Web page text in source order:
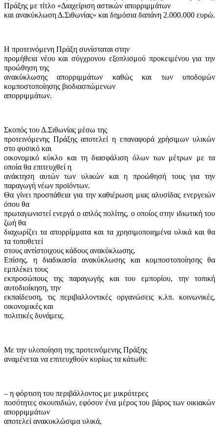
Πράξης με τίτλο «Δι­α­χείριση αστικών απορριμμάτων
και ανακύ­κλωση Δ.Σιθωνίας» και δημόσια δαπάνη 2.000.000 ευρώ.
Η προτεινόμενη Πράξη συνίσταται στην
προμήθεια νέου και σύγχρονου εξοπλισμού προκειμένου για την
προώθηση της
ανακύκλωσης απορριμμάτων καθώς και των υποδομών
κομποστοποίησης βιοδιασπώμενων
απορριμμάτων.
Σκοπός του Δ.Σιθωνίας μέσω της
προτεινόμενης Πράξης αποτελεί η επαναφορά χρήσιμων υλικών
στο φυσικό και
οικονομικό κύκλο και τη διασφάλιση όλων των μέτρων με τα
οποία θα επιτευχθεί η
ανάκτηση αυτών των υλικών και η προώθησή τους για την
παραγωγή νέων προϊόντων.
Θα γίνει προσπάθεια για την καθιέρωση μιας αλυσίδας ενεργειών
όπου θα
πρωταγωνιστεί ενεργά ο απλός πολίτης, ο οποίος στην ιδιωτική του
ζωή θα
διαχωρίζει τα απορρίμματα και τα χρησιμοποιημένα υλικά και θα
τα τοποθετεί
στους αντίστοιχους κάδους ανακύκλωσης.
Eπίσης, η διαδικασία ανακύκλωσης και κομποστοποίησης θα
εμπλέκει τους
εκπροσώπους της παραγω­γής και του εμπορίου, την τοπική
αυτοδιοίκηση, την
εκπαίδευση, τις περιβαλλοντικές οργανώσεις κ.λπ. κοινωνικές,
οικονομικές και
πολιτικές δυνάμεις.
Με την υλοποίηση της προτεινόμενης Πράξης
αναμένεται να επιτευχθούν κυρίως τα κάτωθι:
– η φόρτιση του περιβάλλοντος με μικρότερες
ποσότητες σκουπιδιών, εφόσον ένα μέρος του βάρος των οικιακών
απορριμμάτων
αποτελεί ανακυκλώσιμα υλικά,